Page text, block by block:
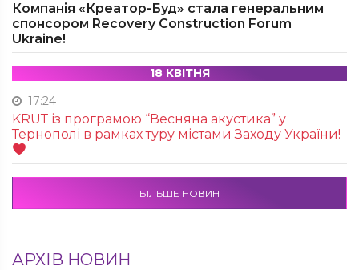
Компанія «Креатор-Буд» стала генеральним
спонсором Recovery Construction Forum
Ukraine!
18 КВІТНЯ
17:24
KRUТ із програмою “Весняна акустика” у
Тернополі в рамках туру містами Заходу України!
БІЛЬШЕ НОВИН
АРХІВ НОВИН